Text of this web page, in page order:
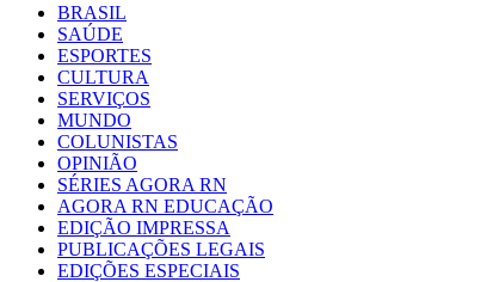
BRASIL
SAÚDE
ESPORTES
CULTURA
SERVIÇOS
MUNDO
COLUNISTAS
OPINIÃO
SÉRIES AGORA RN
AGORA RN EDUCAÇÃO
EDIÇÃO IMPRESSA
PUBLICAÇÕES LEGAIS
EDIÇÕES ESPECIAIS